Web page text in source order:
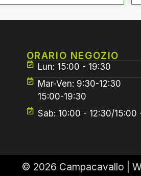
ORARIO NEGOZIO
Lun: 15:00 - 19:30
Mar-Ven: 9:30-12:30
15:00-19:30
Sab: 10:00 - 12:30/15:00
© 2026 Campacavallo |